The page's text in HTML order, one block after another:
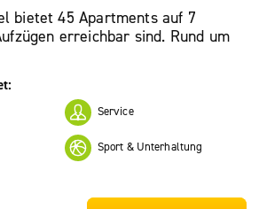
bietet 45 Apartments auf 7
erreichbar sind. Rund um
Service
Sport & Unterhaltung